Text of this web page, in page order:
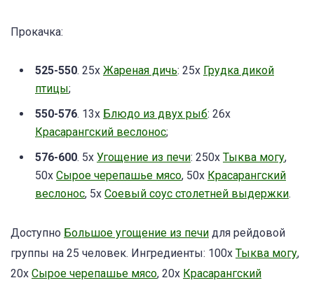
Прокачка:
525-550. 25x Жареная дичь: 25х Грудка дикой
птицы;
550-576. 13x Блюдо из двух рыб: 26х
Красарангский веслонос;
576-600. 5x Угощение из печи: 250x Тыква могу,
50x Сырое черепашье мясо, 50х Красарангский
веслонос, 5х Соевый соус столетней выдержки.
Доступно Большое угощение из печи для рейдовой
группы на 25 человек. Ингредиенты: 100x Тыква могу,
20x Сырое черепашье мясо, 20х Красарангский